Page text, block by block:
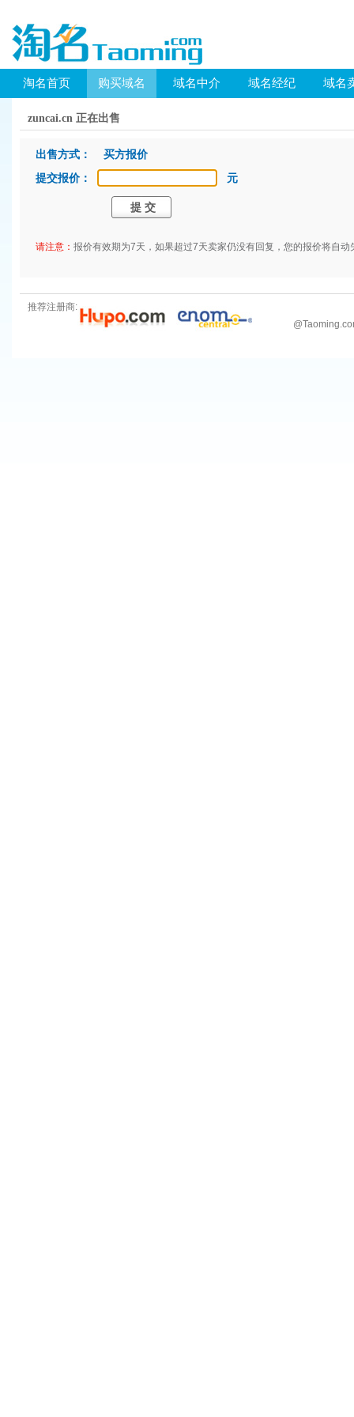
淘名首页 购买域名 域名中介 域名经纪 域名
zuncai.cn 正在出售
出售方式： 买方报价
提交报价：
元
请注意： 报价有效期为7天，如果超过7天卖家仍没有回复，您的报价将自动
推荐注册商:
@